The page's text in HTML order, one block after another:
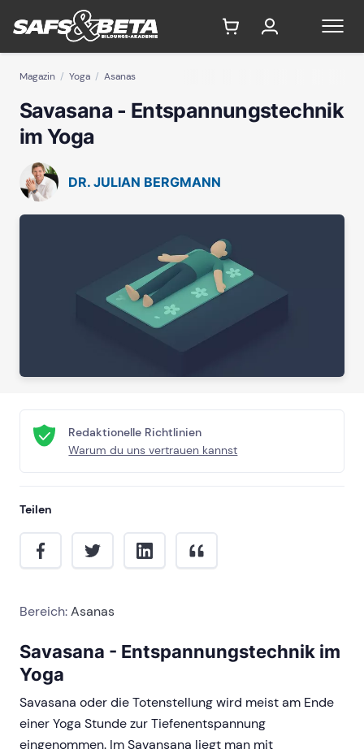
Magazin Yoga Asanas
Savasana - Entspannungstechnik
im Yoga
DR. JULIAN BERGMANN
Redaktionelle Richtlinien
Warum du uns vertrauen kannst
Teilen
Bereich:Asanas
Savasana - Entspannungstechnik im
Yoga
Savasana oder die Totenstellung wird meist am Ende
einer Yoga Stunde zur Tiefenentspannung
eingenommen. Im Savansana liegt man mit